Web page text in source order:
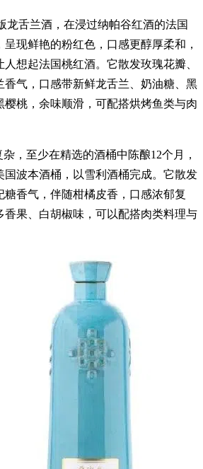
龙舌兰酒，在浸过纳帕谷红酒的法国
现鲜艳的粉红色，口感更醇厚柔和，
想起法国桃红酒。它散发玫瑰花瓣、
香气，口感带新鲜龙舌兰、奶油糖、黑
樱桃，余味顺滑，可配搭烘烤鱼类与肉
杂，至少在精选的酒桶中陈酿12个月，
国波本酒桶，以雪利酒桶完成。它散发
香气，伴随柑橘皮香，口感浓郁复
香果、白胡椒味，可以配搭肉类料理与